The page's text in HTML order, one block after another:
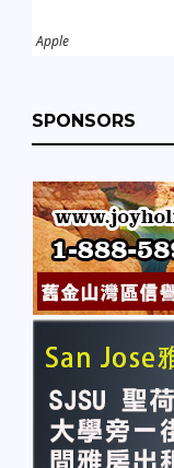
Apple
SPONSORS